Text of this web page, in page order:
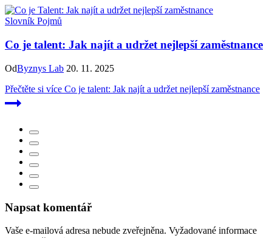
Slovník Pojmů
Co je talent: Jak najít a udržet nejlepší zaměstnance
OdByznys Lab 20. 11. 2025
Přečtěte si více Co je talent: Jak najít a udržet nejlepší zaměstnance
Napsat komentář
Vaše e-mailová adresa nebude zveřejněna. Vyžadované informace